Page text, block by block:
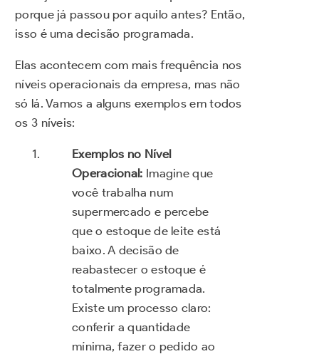
porque já passou por aquilo antes? Então,
isso é uma decisão programada.
Elas acontecem com mais frequência nos
níveis operacionais da empresa, mas não
só lá. Vamos a alguns exemplos em todos
os 3 níveis:
Exemplos no Nível
Operacional: Imagine que
você trabalha num
supermercado e percebe
que o estoque de leite está
baixo. A decisão de
reabastecer o estoque é
totalmente programada.
Existe um processo claro:
conferir a quantidade
mínima, fazer o pedido ao